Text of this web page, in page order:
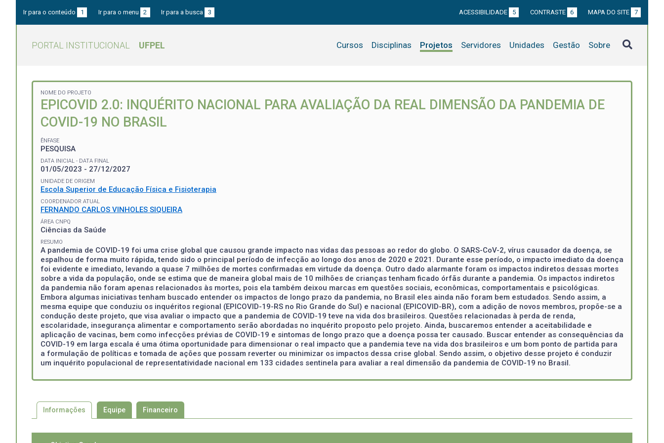
Ir para o conteúdo 1 Ir para o menu 2 Ir para a busca 3 ACESSIBILIDADE 5 CONTRASTE 6 MAPA DO SITE 7
PORTAL INSTITUCIONAL UFPEL Cursos Disciplinas Projetos Servidores Unidades Gestão Sobre
NOME DO PROJETO
EPICOVID 2.0: INQUÉRITO NACIONAL PARA AVALIAÇÃO DA REAL DIMENSÃO DA PANDEMIA DE
COVID-19 NO BRASIL
ÊNFASE
PESQUISA
DATA INICIAL - DATA FINAL
01/05/2023 - 27/12/2027
UNIDADE DE ORIGEM
Escola Superior de Educação Física e Fisioterapia
COORDENADOR ATUAL
FERNANDO CARLOS VINHOLES SIQUEIRA
ÁREA CNPQ
Ciências da Saúde
RESUMO
A pandemia de COVID-19 foi uma crise global que causou grande impacto nas vidas das pessoas ao redor do globo. O SARS-CoV-2, vírus causador da doença, se
espalhou de forma muito rápida, tendo sido o principal período de infecção ao longo dos anos de 2020 e 2021. Durante esse período, o impacto imediato da doença
foi evidente e imediato, levando a quase 7 milhões de mortes confirmadas em virtude da doença. Outro dado alarmante foram os impactos indiretos dessas mortes
sobre a vida da população, onde se estima que de maneira global mais de 10 milhões de crianças tenham ficado órfãs durante a pandemia. Os impactos indiretos
da pandemia não foram apenas relacionados às mortes, pois ela também deixou marcas em questões sociais, econômicas, comportamentais e psicológicas.
Embora algumas iniciativas tenham buscado entender os impactos de longo prazo da pandemia, no Brasil eles ainda não foram bem estudados. Sendo assim, a
mesma equipe que conduziu os inquéritos regional (EPICOVID-19-RS no Rio Grande do Sul) e nacional (EPICOVID-BR), com a adição de novos membros, propõe-se a
condução deste projeto, que visa avaliar o impacto que a pandemia de COVID-19 teve na vida dos brasileiros. Questões relacionadas à perda de renda,
escolaridade, insegurança alimentar e comportamento serão abordadas no inquérito proposto pelo projeto. Ainda, buscaremos entender a aceitabilidade e
aplicação de vacinas, bem como infecções prévias de COVID-19 e sintomas de longo prazo que a doença possa ter causado. Buscar entender as consequências da
COVID-19 em larga escala é uma ótima oportunidade para dimensionar o real impacto que a pandemia teve na vida dos brasileiros e um bom ponto de partida para
a formulação de políticas e tomada de ações que possam reverter ou minimizar os impactos dessa crise global. Sendo assim, o objetivo desse projeto é conduzir
um inquérito populacional de representatividade nacional em 133 cidades sentinela para avaliar a real dimensão da pandemia de COVID-19 no Brasil.
Informações Equipe Financeiro